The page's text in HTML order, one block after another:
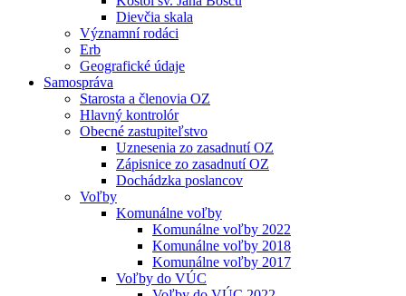
Dievčia skala
Významní rodáci
Erb
Geografické údaje
Samospráva
Starosta a členovia OZ
Hlavný kontrolór
Obecné zastupiteľstvo
Uznesenia zo zasadnutí OZ
Zápisnice zo zasadnutí OZ
Dochádzka poslancov
Voľby
Komunálne voľby
Komunálne voľby 2022
Komunálne voľby 2018
Komunálne voľby 2017
Voľby do VÚC